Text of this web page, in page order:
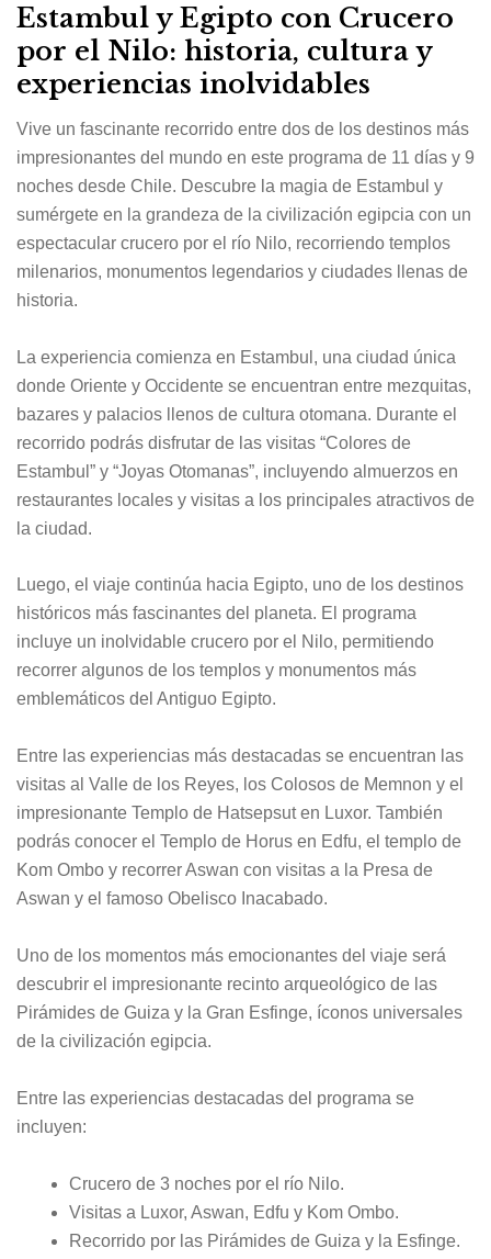
Estambul y Egipto con Crucero
por el Nilo: historia, cultura y
experiencias inolvidables
Vive un fascinante recorrido entre dos de los destinos más
impresionantes del mundo en este programa de 11 días y 9
noches desde Chile. Descubre la magia de Estambul y
sumérgete en la grandeza de la civilización egipcia con un
espectacular crucero por el río Nilo, recorriendo templos
milenarios, monumentos legendarios y ciudades llenas de
historia.
La experiencia comienza en Estambul, una ciudad única
donde Oriente y Occidente se encuentran entre mezquitas,
bazares y palacios llenos de cultura otomana. Durante el
recorrido podrás disfrutar de las visitas “Colores de
Estambul” y “Joyas Otomanas”, incluyendo almuerzos en
restaurantes locales y visitas a los principales atractivos de
la ciudad.
Luego, el viaje continúa hacia Egipto, uno de los destinos
históricos más fascinantes del planeta. El programa
incluye un inolvidable crucero por el Nilo, permitiendo
recorrer algunos de los templos y monumentos más
emblemáticos del Antiguo Egipto.
Entre las experiencias más destacadas se encuentran las
visitas al Valle de los Reyes, los Colosos de Memnon y el
impresionante Templo de Hatsepsut en Luxor. También
podrás conocer el Templo de Horus en Edfu, el templo de
Kom Ombo y recorrer Aswan con visitas a la Presa de
Aswan y el famoso Obelisco Inacabado.
Uno de los momentos más emocionantes del viaje será
descubrir el impresionante recinto arqueológico de las
Pirámides de Guiza y la Gran Esfinge, íconos universales
de la civilización egipcia.
Entre las experiencias destacadas del programa se
incluyen:
Crucero de 3 noches por el río Nilo.
Visitas a Luxor, Aswan, Edfu y Kom Ombo.
Recorrido por las Pirámides de Guiza y la Esfinge.